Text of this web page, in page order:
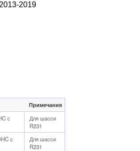
2019
Примечания
с
Для шасси
R231
с
Для шасси
R231